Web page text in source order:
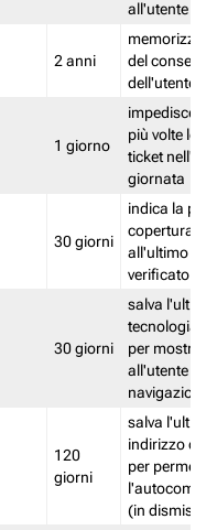
all'utente
2 anni
memorizza
del
dell'utente
1 giorno
impedisce di
più volte lo
ticket
giornata
30 giorni
indica la
copertura
all'ultimo
verificato
30 giorni
salva l'ultima
tecnologia
per
all'utente
navigazione
120
giorni
salva l'ultimo
indirizzo di
per
(in